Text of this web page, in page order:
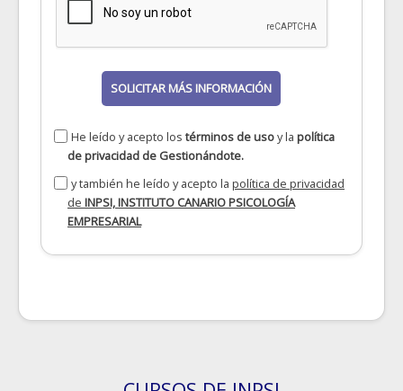
SOLICITAR MÁS INFORMACIÓN
He leído y acepto los términos de usoy la política
de privacidad de Gestionándote.
y también he leído y acepto la política de privacidad
de INPSI, INSTITUTO CANARIO PSICOLOGÍA
EMPRESARIAL